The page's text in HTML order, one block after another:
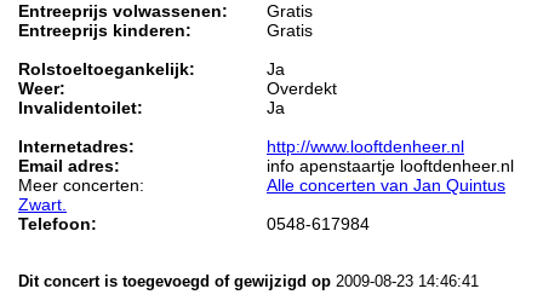
Entreeprijs volwassenen:
Gratis
Entreeprijs kinderen:
Gratis
Rolstoeltoegankelijk:
Ja
Weer:
Overdekt
Invalidentoilet:
Ja
Internetadres:
http://www.looftdenheer.nl
Email adres:
info apenstaartje looftdenheer.nl
Meer concerten:
Alle concerten van Jan Quintus
Zwart.
Telefoon:
0548-617984
Dit concert is toegevoegd of gewijzigd op 2009-08-23 14:46:41